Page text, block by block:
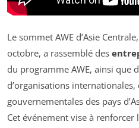
Le sommet AWE d’Asie
octobre, a rassemblé des
du programme AWE, ainsi que
d’organisations
gouvernementales des pays
Cet événement vise à renforcer